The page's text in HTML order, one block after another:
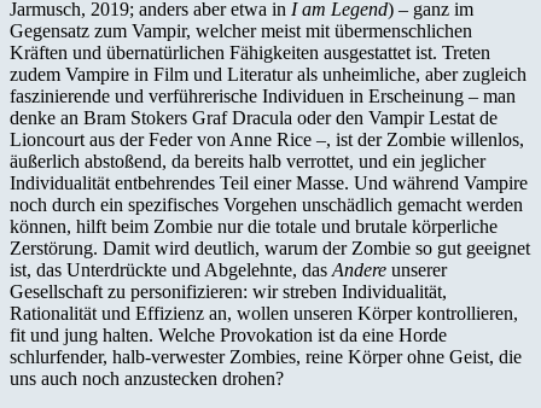
Jarmusch, 2019; anders aber etwa in I am Legend) – ganz im
Gegensatz zum Vampir, welcher meist mit übermenschlichen
Kräften und übernatürlichen Fähigkeiten ausgestattet ist. Treten
zudem Vampire in Film und Literatur als unheimliche, aber zugleich
faszinierende und verführerische Individuen in Erscheinung – man
denke an Bram Stokers Graf Dracula oder den Vampir Lestat de
Lioncourt aus der Feder von Anne Rice –, ist der Zombie willenlos,
äußerlich abstoßend, da bereits halb verrottet, und ein jeglicher
Individualität entbehrendes Teil einer Masse. Und während Vampire
noch durch ein spezifisches Vorgehen unschädlich gemacht werden
können, hilft beim Zombie nur die totale und brutale körperliche
Zerstörung. Damit wird deutlich, warum der Zombie so gut geeignet
ist, das Unterdrückte und Abgelehnte, das Andere unserer
Gesellschaft zu personifizieren: wir streben Individualität,
Rationalität und Effizienz an, wollen unseren Körper kontrollieren,
fit und jung halten. Welche Provokation ist da eine Horde
schlurfender, halb-verwester Zombies, reine Körper ohne Geist, die
uns auch noch anzustecken drohen?